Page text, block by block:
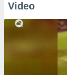
Video